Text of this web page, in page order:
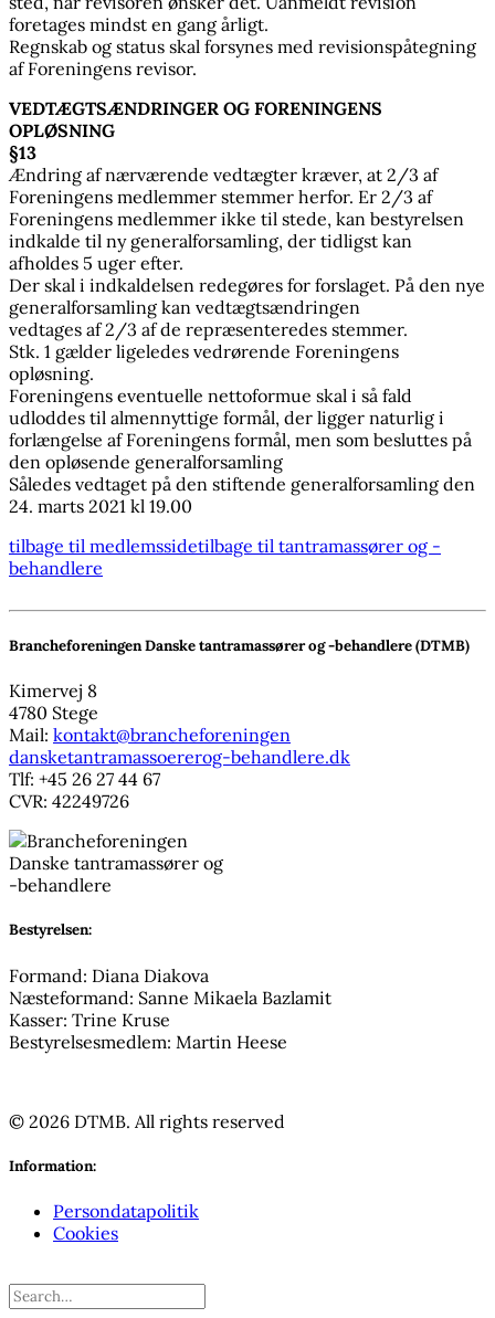
foretages mindst en gang årligt.
Regnskab og status skal forsynes med revisionspåtegning
af Foreningens revisor.
VEDTÆGTSÆNDRINGER OG FORENINGENS
OPLØSNING
§13
Ændring af nærværende vedtægter kræver, at 2/3 af
Foreningens medlemmer stemmer herfor. Er 2/3 af
Foreningens medlemmer ikke til stede, kan bestyrelsen
indkalde til ny generalforsamling, der tidligst kan
afholdes 5 uger efter.
Der skal i indkaldelsen redegøres for forslaget. På den nye
generalforsamling kan vedtægtsændringen
vedtages af 2/3 af de repræsenteredes stemmer.
Stk. 1 gælder ligeledes vedrørende Foreningens
opløsning.
Foreningens eventuelle nettoformue skal i så fald
udloddes til almennyttige formål, der ligger naturlig i
forlængelse af Foreningens formål, men som besluttes på
den opløsende generalforsamling
Således vedtaget på den stiftende generalforsamling den
24. marts 2021 kl 19.00
tilbage til medlemssidetilbage til tantramassører og -
behandlere
Brancheforeningen Danske tantramassører og -behandlere (DTMB)
Kimervej 8
4780 Stege
Mail: kontakt@brancheforeningen
dansketantramassoererog-behandlere.dk
Tlf: +45 26 27 44 67
CVR: 42249726
Bestyrelsen:
Formand: Diana Diakova
Næsteformand: Sanne Mikaela Bazlamit
Kasser: Trine Kruse
Bestyrelsesmedlem: Martin Heese
© 2026 DTMB. All rights reserved
Information:
Persondatapolitik
Cookies